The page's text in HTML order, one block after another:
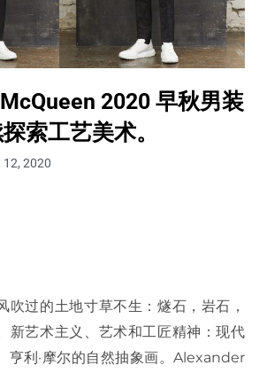
2020 早秋男装
索工艺美术。
2020
吹过的土地寸草不生：燧石，岩石，
新艺术主义、艺术和工匠精神：现代
亨利·摩尔的自然抽象画。Alexander